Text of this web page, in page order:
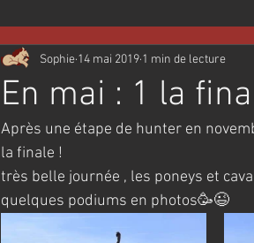
En mai : 1 la
Sophie 14 mai 2019 1 min de lecture
Après une étape de hunter en
la finale !
très belle journée , les poneys et
quelques podiums en photos🥳😉